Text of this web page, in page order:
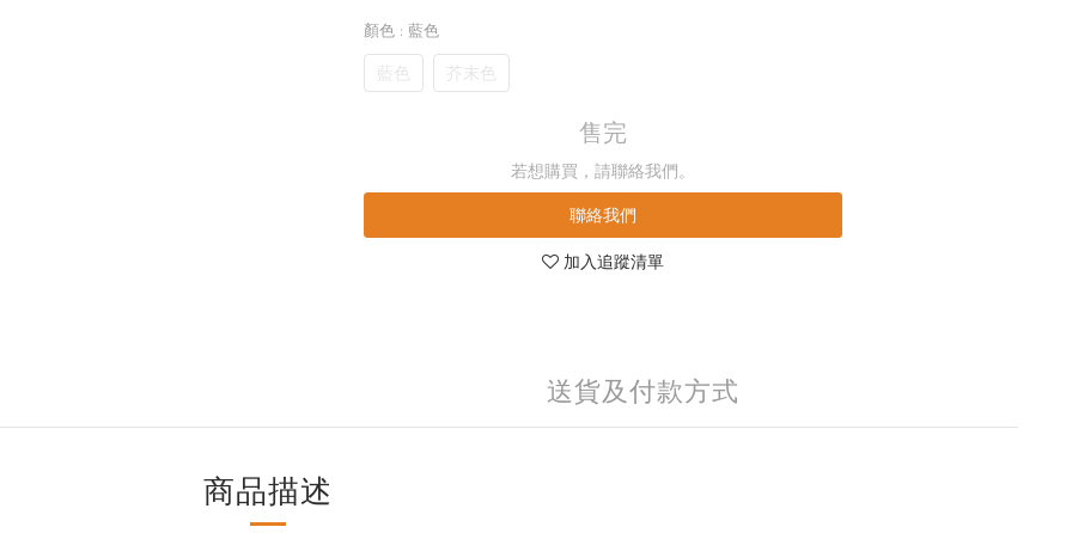
顏色 : 藍色
藍色 芥末色
售完
若想購買，請聯絡我們。
聯絡我們
加入追蹤清單
送貨及付款方式
商品描述